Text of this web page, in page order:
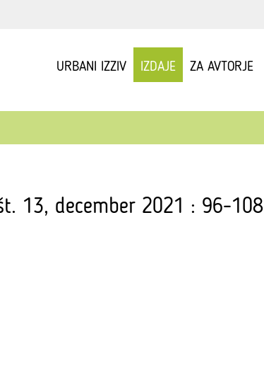
URBANI IZZIV IZDAJE ZA AVTORJE
13, december 2021 : 96-108